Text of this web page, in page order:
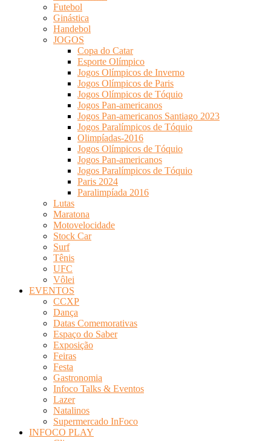
Futebol
Ginástica
Handebol
JOGOS
Copa do Catar
Esporte Olímpico
Jogos Olímpicos de Inverno
Jogos Olímpicos de Paris
Jogos Olímpicos de Tóquio
Jogos Pan-americanos
Jogos Pan-americanos Santiago 2023
Jogos Paralímpicos de Tóquio
Olimpíadas-2016
Jogos Olímpicos de Tóquio
Jogos Pan-americanos
Jogos Paralímpicos de Tóquio
Paris 2024
Paralimpíada 2016
Lutas
Maratona
Motovelocidade
Stock Car
Surf
Tênis
UFC
Vôlei
EVENTOS
CCXP
Dança
Datas Comemorativas
Espaço do Saber
Exposição
Feiras
Festa
Gastronomia
Infoco Talks & Eventos
Lazer
Natalinos
Supermercado InFoco
INFOCO PLAY